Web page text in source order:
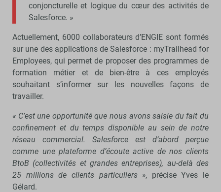
conjoncturelle et logique du cœur des activités de
Salesforce. »
Actuellement, 6000 collaborateurs d’ENGIE sont formés
sur une des applications de Salesforce : myTrailhead for
Employees, qui permet de proposer des programmes de
formation métier et de bien-être à ces employés
souhaitant s’informer sur les nouvelles façons de
travailler.
« C’est une opportunité que nous avons saisie du fait du
confinement et du temps disponible au sein de notre
réseau commercial. Salesforce est d’abord perçue
comme une plateforme d’écoute active de nos clients
BtoB (collectivités et grandes entreprises), au-delà des
25 millions de clients particuliers », précise Yves le
Gélard.